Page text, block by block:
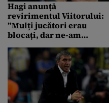
Hagi anunță
revirimentul Viitorului:
”Mulți jucători erau
blocați, dar ne-am